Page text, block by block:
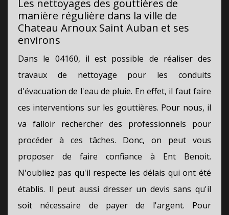
Les nettoyages des gouttières de
manière régulière dans la ville de
Chateau Arnoux Saint Auban et ses
environs
Dans le 04160, il est possible de réaliser des
travaux de nettoyage pour les conduits
d'évacuation de l'eau de pluie. En effet, il faut faire
ces interventions sur les gouttières. Pour nous, il
va falloir rechercher des professionnels pour
procéder à ces tâches. Donc, on peut vous
proposer de faire confiance à Ent Benoit.
N'oubliez pas qu'il respecte les délais qui ont été
établis. Il peut aussi dresser un devis sans qu'il
soit nécessaire de payer de l'argent. Pour